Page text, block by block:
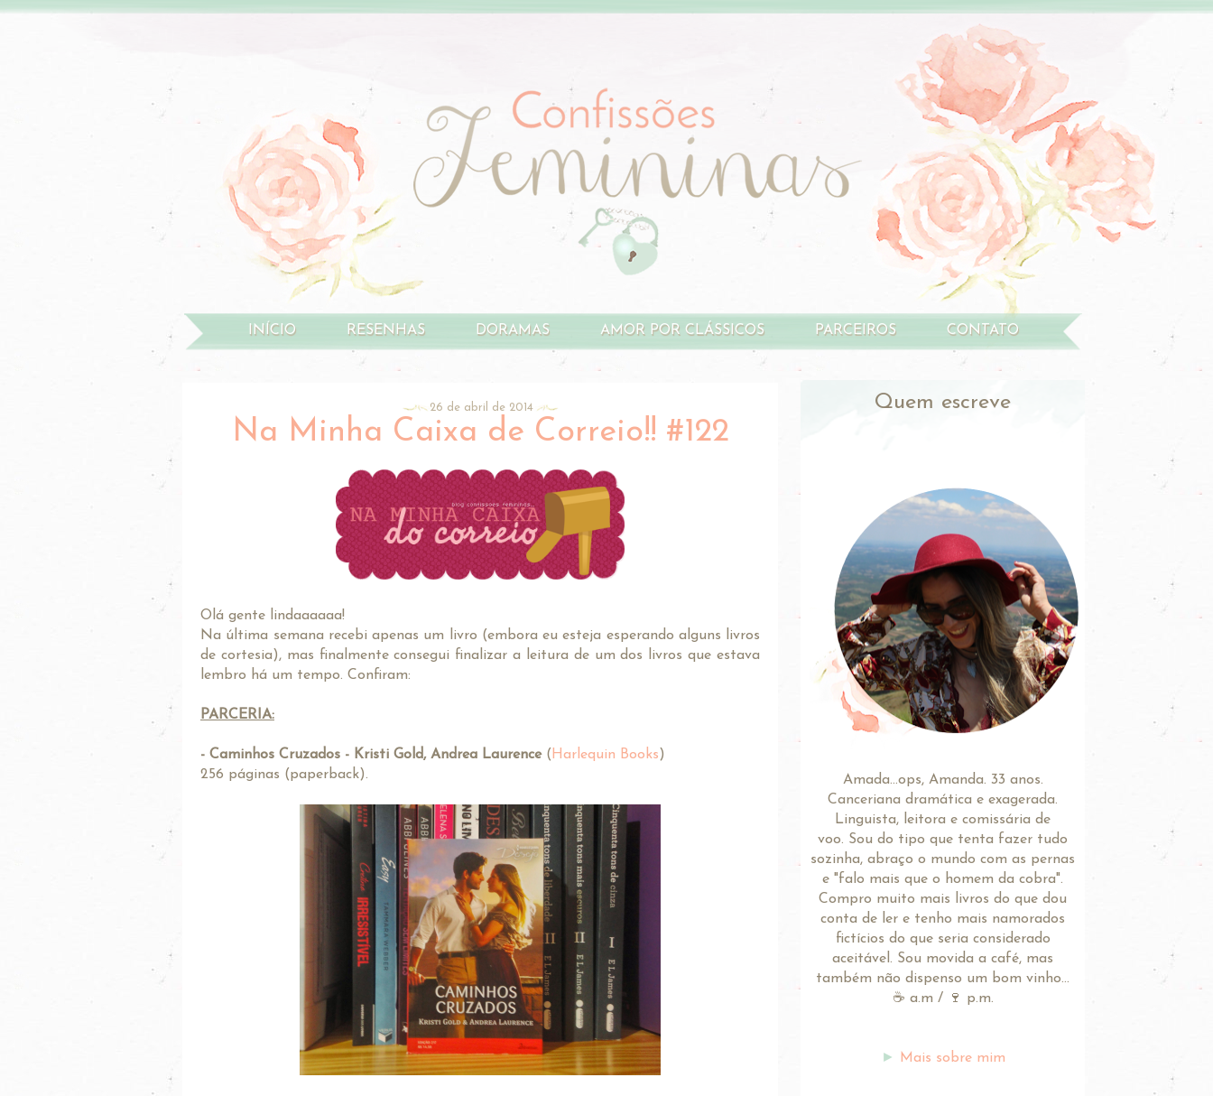
INÍCIO RESENHAS DORAMAS AMOR POR CLÁSSICOS PARCEIROS CONTATO
26 de abril de 2014
Na Minha Caixa de Correio!! #122
Olá gente lindaaaaaa!
Na última semana recebi apenas um livro (embora eu esteja esperando alguns livros
de cortesia), mas finalmente consegui finalizar a leitura de um dos livros que estava
lembro há um tempo. Confiram:
PARCERIA:
- Caminhos Cruzados - Kristi Gold, Andrea Laurence( Harlequin Books)
256 páginas (paperback).
Quem escreve
Amada...ops, Amanda. 33 anos.
Canceriana dramática e exagerada.
Linguista, leitora e comissária de
voo. Sou do tipo que tenta fazer tudo
sozinha, abraço o mundo com as pernas
e "falo mais que o homem da cobra".
Compro muito mais livros do que dou
conta de ler e tenho mais namorados
fictícios do que seria considerado
aceitável. Sou movida a café, mas
também não dispenso um bom vinho...
☕ a.m / 🍷 p.m.
► Mais sobre mim